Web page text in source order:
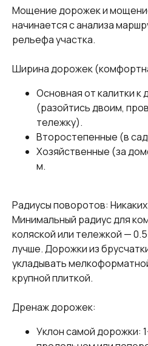
Мощение дорожек и
начинается с анализа
рельефа участка.
Ширина дорожек
Основная от калитки к
(разойтись двоим,
тележку).
Второстепенные (в
Хозяйственные (за
м.
Радиусы поворотов:
Минимальный радиус для
коляской или тележкой —
лучше. Дорожки из
укладывать
крупной плиткой.
Дренаж дорожек:
Уклон самой дорожки: